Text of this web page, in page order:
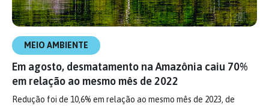
MEIO AMBIENTE
Em agosto, desmatamento na Amazônia caiu 70%
em relação ao mesmo mês de 2022
Redução foi de 10,6% em relação ao mesmo mês de 2023, de